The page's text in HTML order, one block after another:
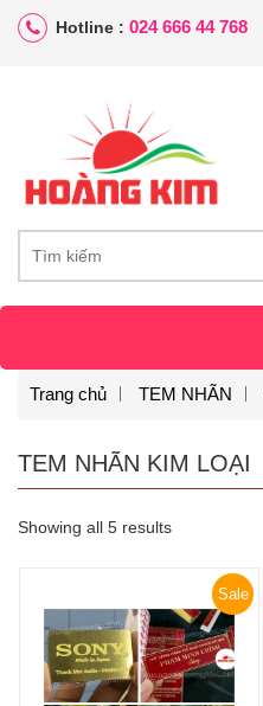
Hotline : 024 666 44 768
Trang chủ TEM NHÃN
TEM NHÃN KIM LOẠI
Showing all 5 results
Sale